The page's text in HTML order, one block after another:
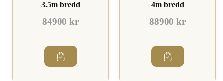
3.5m bredd
84900 kr
4m bredd
88900 kr